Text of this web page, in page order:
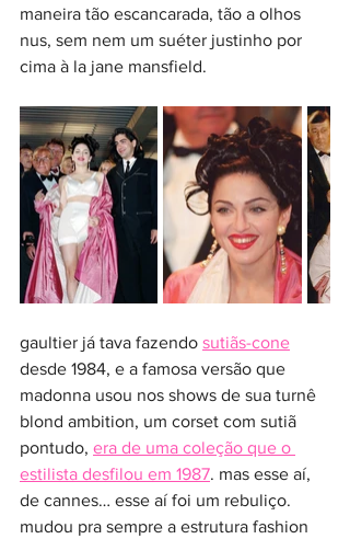
maneira tão escancarada, tão a olhos
nus, sem nem um suéter justinho por
cima à la jane mansfield.
gaultier já tava fazendo sutiãs-cone
desde 1984, e a famosa versão que
madonna usou nos shows de sua turnê
blond ambition, um corset com sutiã
pontudo, era de uma coleção que o
estilista desfilou em 1987. mas esse aí,
de cannes… esse aí foi um rebuliço.
mudou pra sempre a estrutura fashion